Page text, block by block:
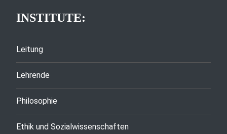
INSTITUTE:
Leitung
Lehrende
Philosophie
Ethik und Sozialwissenschaften